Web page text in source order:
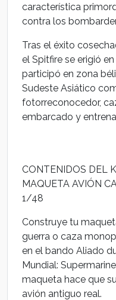
característica
contra los
Tras el éxito
el Spitfire se erigió
participó en zona
Sudeste Asiático
fotorreconocedor,
embarcado y
CONTENIDOS DEL
MAQUETA AVIÓN
1/48
Construye tu
guerra o caza
en el bando Aliado
Mundial:
maqueta hace que
avión antiguo real.